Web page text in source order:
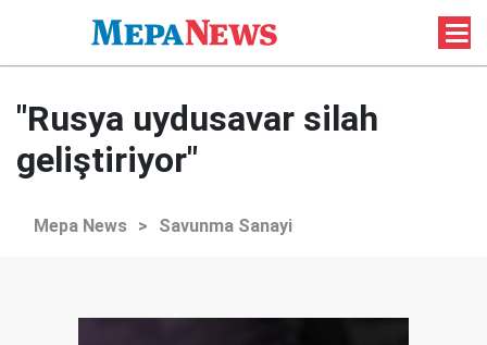
"Rusya uydusavar silah
geliştiriyor"
Mepa News > Savunma Sanayi